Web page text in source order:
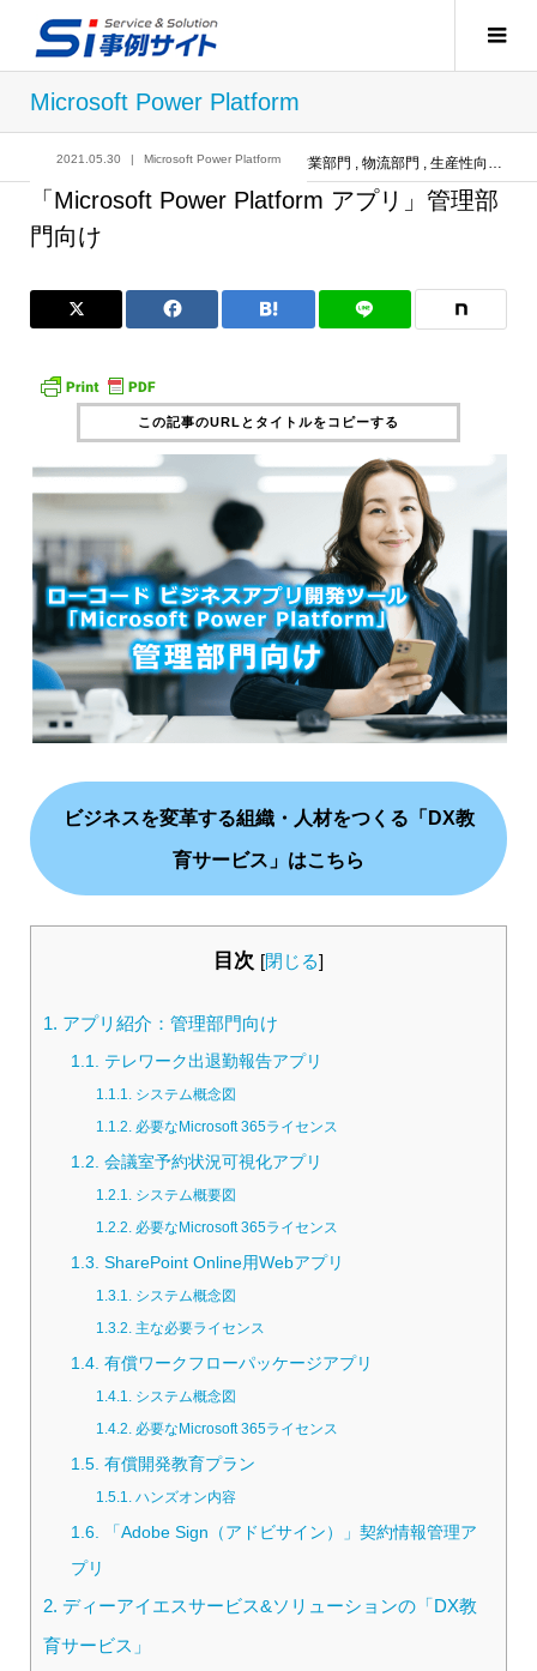
Microsoft Power Platform
記事 Microsoft Power Platform 営業部門 物流部門 生産性向上
2021.05.30 Microsoft Power Platform
「Microsoft Power Platform アプリ」管理部
門向け
この記事のURLとタイトルをコピーする
ビジネスを変革する組織・人材をつくる「DX教
育サービス」はこちら
目次 [閉じる]
1. アプリ紹介：管理部門向け
1.1. テレワーク出退勤報告アプリ
1.1.1.システム概念図
1.1.2.必要なMicrosoft 365ライセンス
1.2. 会議室予約状況可視化アプリ
1.2.1.システム概要図
1.2.2.必要なMicrosoft 365ライセンス
1.3. SharePoint Online用Webアプリ
1.3.1.システム概念図
1.3.2.主な必要ライセンス
1.4. 有償ワークフローパッケージアプリ
1.4.1.システム概念図
1.4.2.必要なMicrosoft 365ライセンス
1.5. 有償開発教育プラン
1.5.1.ハンズオン内容
1.6. 「Adobe Sign（アドビサイン）」契約情報管理ア
プリ
2. ディーアイエスサービス&ソリューションの「DX教
育サービス」